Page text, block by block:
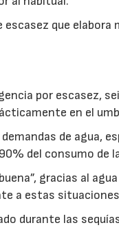
que elabora
por escasez,
en el
de agua,
del consumo de
gracias al
a estas
durante las